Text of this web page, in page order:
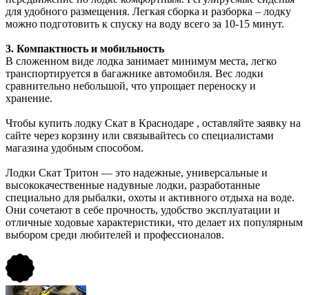
Лодки Скат Тритон — это надежные, универсальные и
высококачественные надувные лодки, разработанные
специально для рыбалки, охоты и активного отдыха на воде.
Они сочетают в себе прочность, удобство эксплуатации и
отличные ходовые характеристики, что делает их популярным
выбором среди любителей и профессионалов.
для удобного размещения. Легкая сборка и разборка – лодку
можно подготовить к спуску на воду всего за 10-15 минут.
3. Компактность и мобильность
В сложенном виде лодка занимает минимум места, легко
транспортируется в багажнике автомобиля. Вес лодки
сравнительно небольшой, что упрощает переноску и
хранение.
Чтобы купить лодку Скат в Краснодаре , оставляйте заявку на
сайте через корзину или связывайтесь со специалистами
магазина удобным способом.